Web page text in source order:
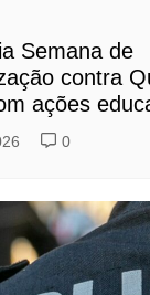
Semana de
contra
ações
0